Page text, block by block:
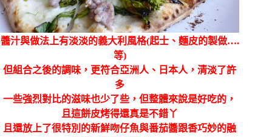
醬汁與做法上有淡淡的義大利風格(起士、麵皮的製做….
等)
但組合之後的調味，更符合亞洲人、日本人，清淡了許
多
一些強烈對比的滋味也少了些，但整體來說是好吃的，
且這餅皮烤得還真是不錯丫
且還放上了很特別的新鮮吻仔魚與番茄醬跟香巧妙的融